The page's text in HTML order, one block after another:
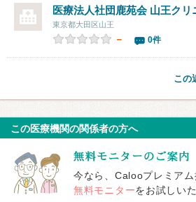
医療法人社団鹿苑会 山王クリ
東京都大田区山王
－ 0件
この
この医療機関の関係者の方へ
今なら、Calooプレミア
無料モニターをお試しい